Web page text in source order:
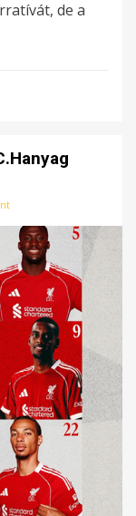
de a